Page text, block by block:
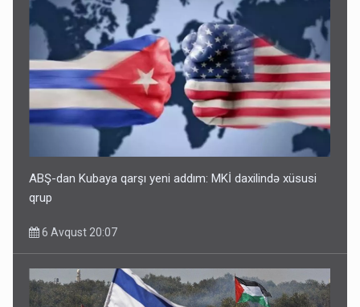
ABŞ-dan Kubaya qarşı yeni addım: MKİ daxilində xüsusi
qrup
6 Avqust 20:07